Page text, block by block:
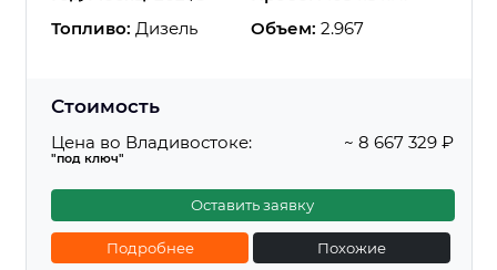
Топливо: Дизель Объем: 2.967
Стоимость
Цена во Владивостоке:
"под ключ"
~ 8 667 329 ₽
Оставить заявку
Подробнее Похожие